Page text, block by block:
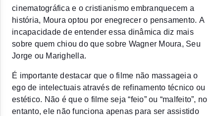
cinematográfica e o cristianismo embranquecem a
história, Moura optou por enegrecer o pensamento. A
incapacidade de entender essa dinâmica diz mais
sobre quem chiou do que sobre Wagner Moura, Seu
Jorge ou Marighella.
É importante destacar que o filme não massageia o
ego de intelectuais através de refinamento técnico ou
estético. Não é que o filme seja “feio” ou “malfeito”, no
entanto, ele não funciona apenas para ser assistido